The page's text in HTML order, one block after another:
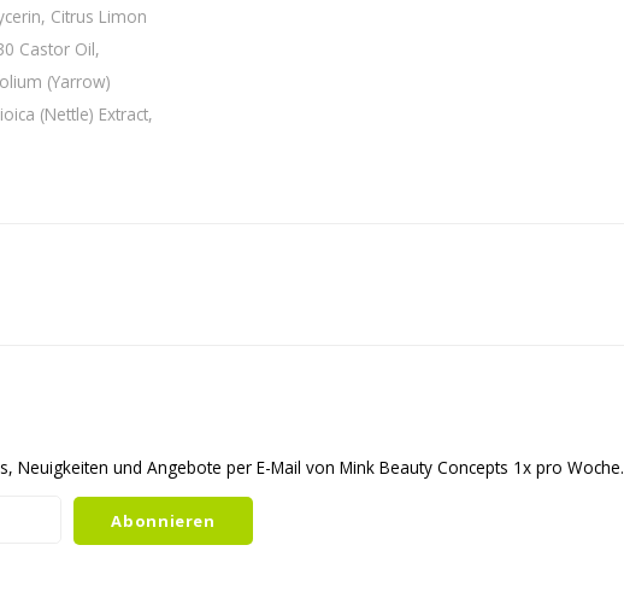
Citrus Limon
Castor Oil,
(Yarrow)
(Nettle) Extract,
Neuigkeiten und Angebote per E-Mail von Mink Beauty Concepts 1x pro Woche.
Abonnieren